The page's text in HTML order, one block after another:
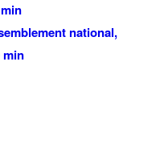
national,
min